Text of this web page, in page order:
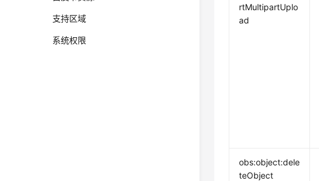
支持区域
系统权限
rtMultipartUplo
ad
obs:object:dele
teObject